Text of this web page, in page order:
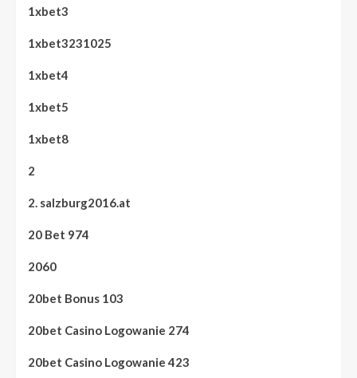
1xbet3
1xbet3231025
1xbet4
1xbet5
1xbet8
2
2. salzburg2016.at
20 Bet 974
2060
20bet Bonus 103
20bet Casino Logowanie 274
20bet Casino Logowanie 423